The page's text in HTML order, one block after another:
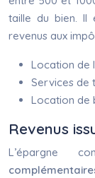
taille du bien. Il
revenus aux
Location de
Services de
Location de
Revenus
L’épargne